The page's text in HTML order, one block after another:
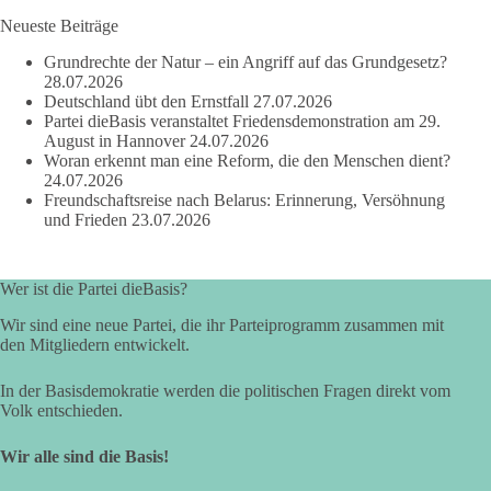
664 137 66 Auf Facebook ansehen
DieBasis
2 Tage(n) zuvor
Grundrechte der Natur – ein Angriff auf das Grundgesetz?
Kann die Natur Träger eigener Grundrechte sein? Oder würde
Grundgesetzes sprengen? Mit dieser grundsätzlichen Frage
beschäftigte sich die Teilnehmer des Politischen
Referent Frank Bothmann stellte die These auf, dass die
Neueste Beiträge
Grundrechte der Natur – ein Angriff auf das Grundgesetz?
28.07.2026
Deutschland übt den Ernstfall 27.07.2026
Partei dieBasis veranstaltet Friedensdemonstration am 29.
August in Hannover 24.07.2026
Woran erkennt man eine Reform, die den Menschen dient?
24.07.2026
Freundschaftsreise nach Belarus: Erinnerung, Versöhnung
und Frieden 23.07.2026
Wer ist die Partei dieBasis?
Wir sind eine neue Partei, die ihr Parteiprogramm zusammen mit
den Mitgliedern entwickelt.
In der Basisdemokratie werden die politischen Fragen direkt vom
Volk entschieden.
Wir alle sind die Basis!